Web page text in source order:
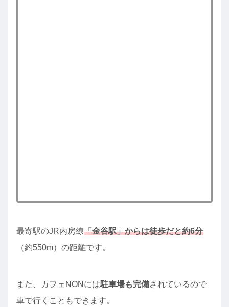
最寄駅のJR内房線「金谷駅」からは徒歩だと約6分
（約550m）の距離です。
また、カフェNONには駐車場も完備されているので
車で行くこともできます。